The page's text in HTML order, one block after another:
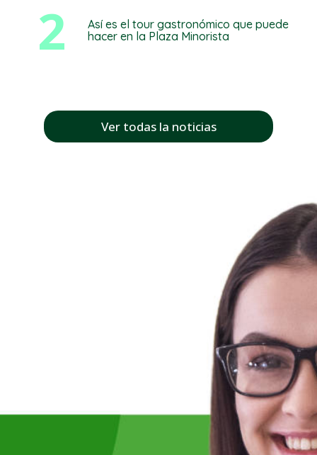
2
Así es el tour gastronómico que puede
hacer en la Plaza Minorista
Ver todas la noticias